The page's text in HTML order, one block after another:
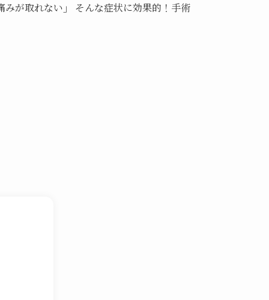
みが取れない 」
そんな症状に効果的！手術